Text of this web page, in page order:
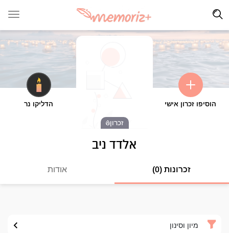
הוסיפו זכרון אישי
זכרון
הדליקו נר
אלדד ניב
זכרונות (0) אודות
מיון וסינון